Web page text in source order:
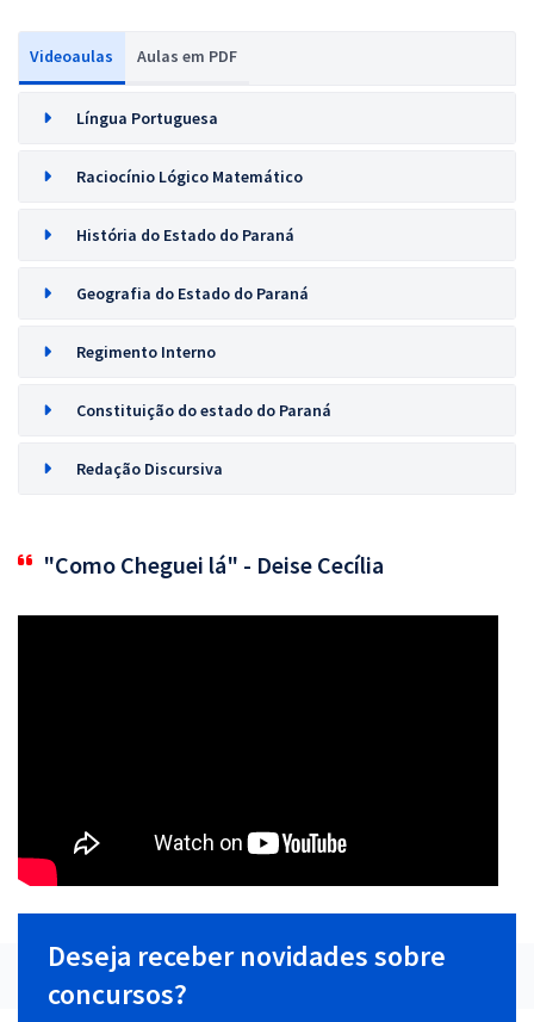
Videoaulas Aulas em PDF
Língua Portuguesa
Raciocínio Lógico Matemático
História do Estado do Paraná
Geografia do Estado do Paraná
Regimento Interno
Constituição do estado do Paraná
Redação Discursiva
"Como Cheguei lá" - Deise Cecília
Deseja receber novidades sobre
concursos?